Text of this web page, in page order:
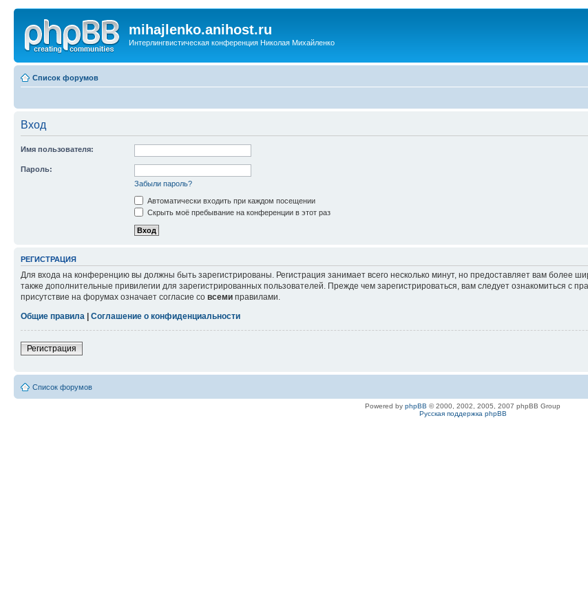
mihajlenko.anihost.ru
Интерлингвистическая конференция Николая Михайленко
Список форумов
Вход
Имя пользователя:
Пароль:
Забыли пароль?
Автоматически входить при каждом посещении
Скрыть моё пребывание на конференции в этот раз
РЕГИСТРАЦИЯ
Для входа на конференцию вы должны быть зарегистрированы. Регистрация занимает всего несколько минут, но предоставляет вам более
также дополнительные привилегии для зарегистрированных пользователей. Прежде чем зарегистрироваться, вам следует ознакомиться с
присутствие на форумах означает согласие со всеми правилами.
Общие правила
Соглашение о конфиденциальности
Регистрация
Список форумов
Powered by phpBB © 2000, 2002, 2005, 2007 phpBB Group
Русская поддержка phpBB